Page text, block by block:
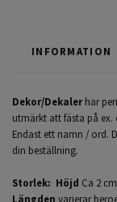
INFORMATION
Dekor/Dekalerhar
utmärkt att fästa på ex.
Endast ett namn / ord.
din beställning.
Storlek: Höjd Ca 2 cm
Längden varierar